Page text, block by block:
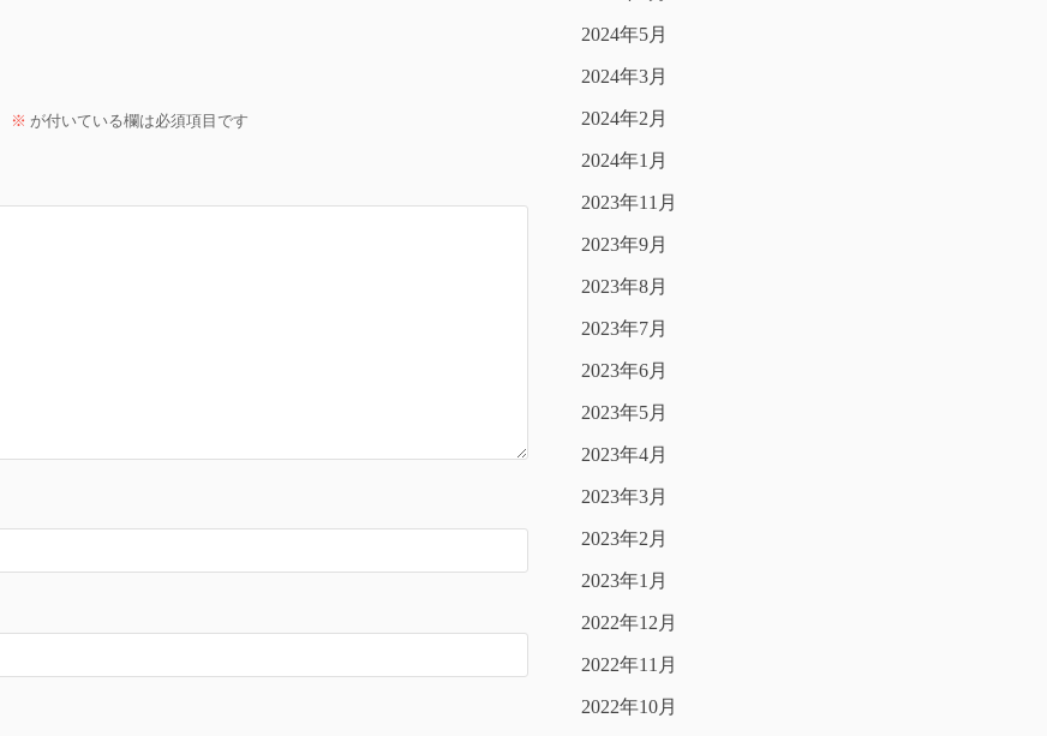
※ が付いている欄は必須項目です
2024年5月
2024年3月
2024年2月
2024年1月
2023年11月
2023年9月
2023年8月
2023年7月
2023年6月
2023年5月
2023年4月
2023年3月
2023年2月
2023年1月
2022年12月
2022年11月
2022年10月